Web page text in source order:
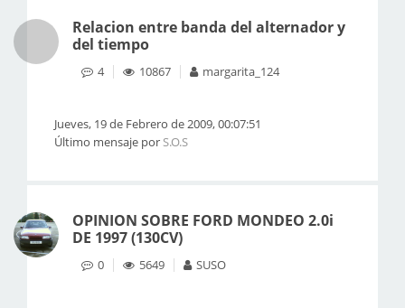
Relacion entre banda del alternador y
del tiempo
4 10867 margarita_124
Jueves, 19 de Febrero de 2009, 00:07:51
Último mensaje por S.O.S
OPINION SOBRE FORD MONDEO 2.0i
DE 1997 (130CV)
0 5649 SUSO